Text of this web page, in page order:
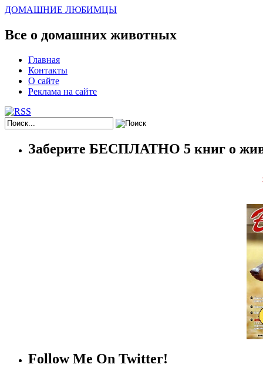
ДОМАШНИЕ ЛЮБИМЦЫ
Все о домашних животных
Главная
Контакты
О сайте
Реклама на сайте
Заберите БЕСПЛАТНО 5 книг о
Follow Me On Twitter!